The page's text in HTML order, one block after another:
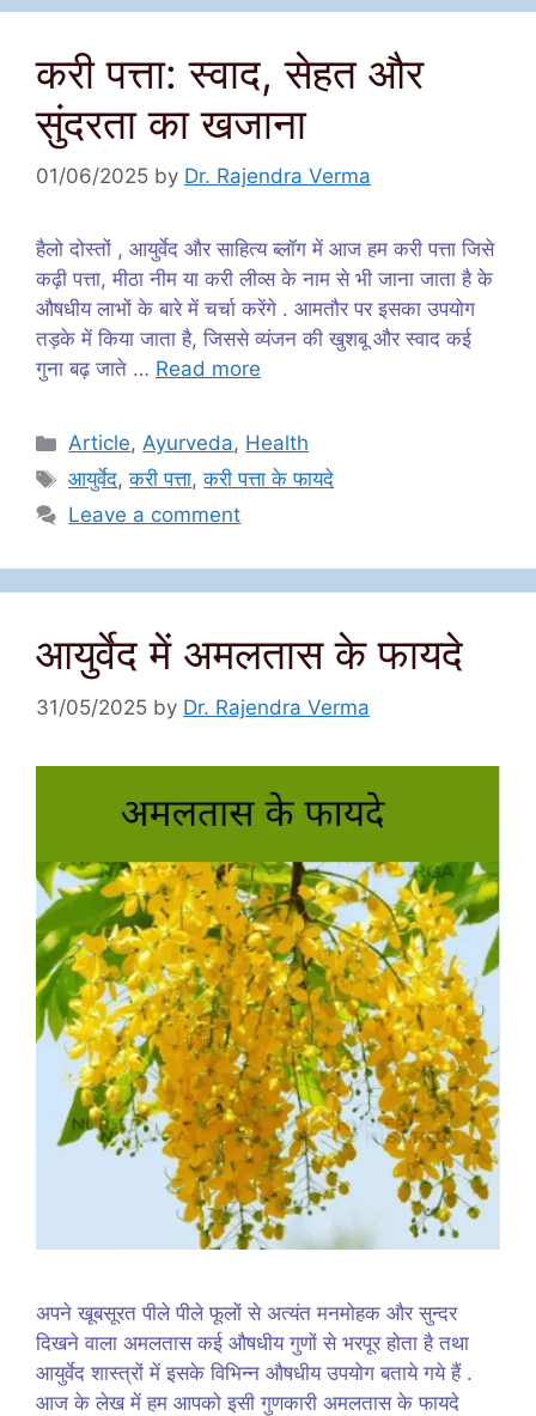
करी पत्ता: स्वाद, सेहत और
सुंदरता का खजाना
01/06/2025 by Dr. Rajendra Verma
हैलो दोस्तों , आयुर्वेद और साहित्य ब्लॉग में आज हम करी पत्ता जिसे
कढ़ी पत्ता, मीठा नीम या करी लीव्स के नाम से भी जाना जाता है के
औषधीय लाभों के बारे में चर्चा करेंगे . आमतौर पर इसका उपयोग
तड़के में किया जाता है, जिससे व्यंजन की खुशबू और स्वाद कई
गुना बढ़ जाते … Read more
Categories
Article,Ayurveda, Health
Tags
आयुर्वेद,करी पत्ता,करी पत्ता के फायदे
Leave a comment
आयुर्वेद में अमलतास के फायदे
31/05/2025 by Dr. Rajendra Verma
अपने खूबसूरत पीले पीले फूलों से अत्यंत मनमोहक और सुन्दर
दिखने वाला अमलतास कई औषधीय गुणों से भरपूर होता है तथा
आयुर्वेद शास्त्रों में इसके विभिन्न औषधीय उपयोग बताये गये हैं .
आज के लेख में हम आपको इसी गुणकारी अमलतास के फायदे